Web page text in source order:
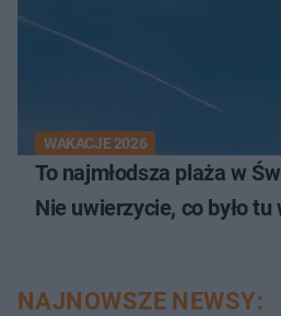
WAKACJE 2026
To najmłodsza plaża w
Nie uwierzycie, co było tu
NAJNOWSZE NEWSY: